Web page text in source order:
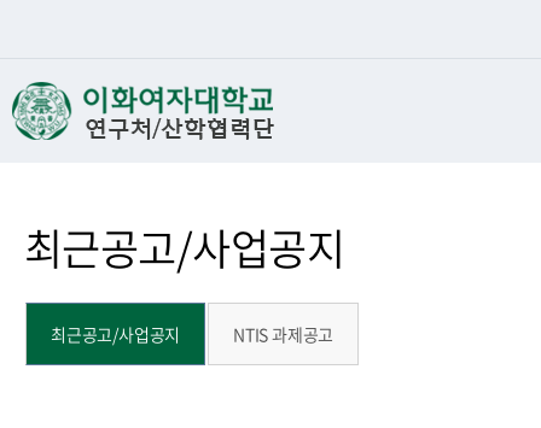
최근공고/사업공지
최근공고/사업공지 NTIS 과제공고